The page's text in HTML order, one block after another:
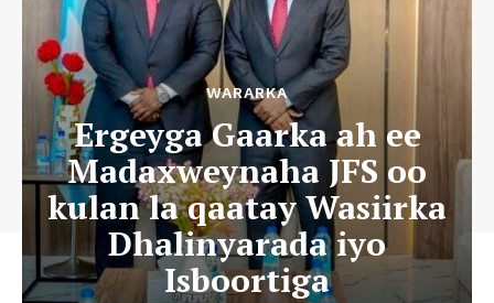
WARARKA
Ergeyga Gaarka ah ee
Madaxweynaha JFS oo
kulan la qaatay Wasiirka
Dhalinyarada iyo
Isboortiga